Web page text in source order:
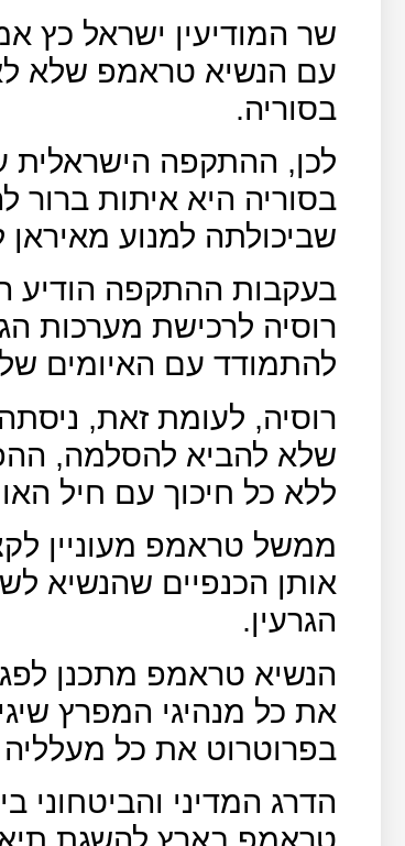
שר המודיעין ישראל כץ
עם הנשיא טראמפ שלא
בסוריה.
לכן, ההתקפה הישראלית
בסוריה היא איתות ברור
שביכולתה למנוע
בעקבות ההתקפה הודיע
רוסיה לרכישת מערכות
להתמודד עם האיומים
רוסיה, לעומת זאת,
שלא להביא להסלמה,
ללא כל חיכוך עם חיל
ממשל טראמפ מעוניין
אותן הכנפיים שהנשיא
הגרעין.
הנשיא טראמפ מתכנן
את כל מנהיגי המפרץ
בפרוטרוט את כל
הדרג המדיני והביטחוני